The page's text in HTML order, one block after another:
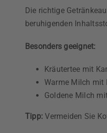
Die richtige
beruhigenden
Besonders geeignet:
Kräutertee mit
Warme Milch mit
Goldene Milch
Tipp: Vermeiden Sie